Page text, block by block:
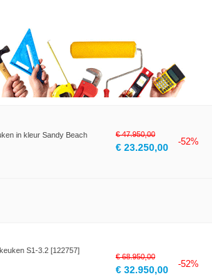
in kleur Sandy Beach
€ 47.950,00
€ 23.250,00
-52%
S1-3.2 [122757]
€ 68.950,00
€ 32.950,00
-52%